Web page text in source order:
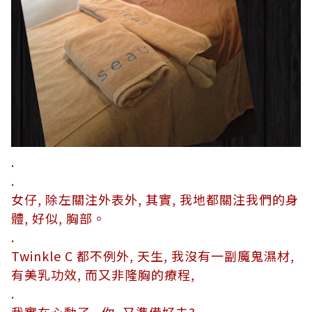
.
.
女仔, 除左關注外表外, 其實, 我地都關注我們的身
體, 好似, 胸部。
.
Twinkle C 都不例外, 天生, 我沒有一副魔鬼濕材,
有美乳功效, 而又非隆胸的療程,
.